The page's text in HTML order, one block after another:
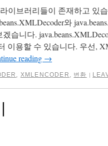
이브러리들이 존재하고 있
와
습니다.
이용할 수 있습니다. 우선,
reading →
, XMLENCODER , 변환 |